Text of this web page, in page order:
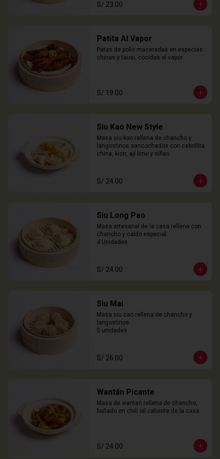
S/ 23.00
Patita Al Vapor
Patas de pollo maceradas en especias
chinas y tausi, cocidas al vapor
S/ 19.00
Siu Kao New Style
Masa siu kao rellena de chancho y
langostinos sancochados con cebollita
china, kion, ají limo y sillao
S/ 24.00
Siu Long Pao
Masa artesanal de la casa rellena con
chancho y caldo especial.
4 Unidades
S/ 24.00
Siu Mai
Masa siu cao rellena de chancho y
langostinos.
5 unidades
S/ 26.00
Wantán Picante
Masa de wantan rellena de chancho,
bañado en chili oil caliente de la casa
S/ 24.00